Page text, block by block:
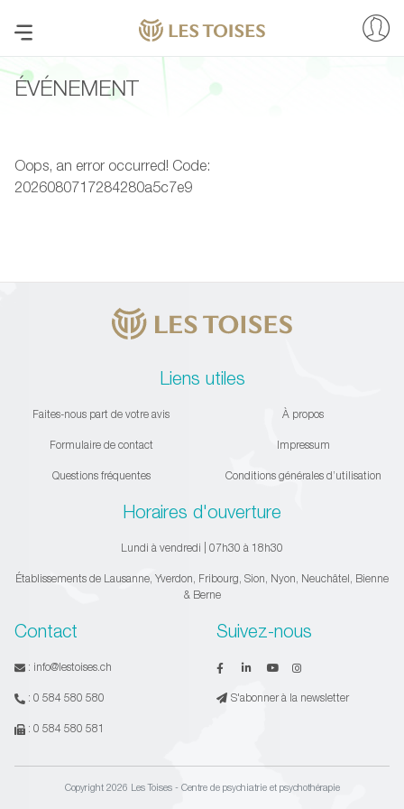
ÉVÉNEMENT
Oops, an error occurred! Code:
2026080717284280a5c7e9
Liens utiles
Faites-nous part de votre avis
Formulaire de contact
Questions fréquentes
À propos
Impressum
Conditions générales d’utilisation
Horaires d'ouverture
Lundi à vendredi | 07h30 à 18h30
Établissements de Lausanne, Yverdon, Fribourg, Sion, Nyon, Neuchâtel, Bienne
& Berne
Contact
: info@lestoises.ch
: 0 584 580 580
: 0 584 580 581
Suivez-nous
S'abonner à la newsletter
Copyright 2026 Les Toises - Centre de psychiatrie et psychothérapie